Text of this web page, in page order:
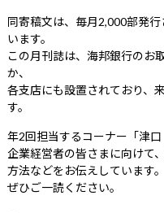
同寄稿文は、毎月2,000部発
います。
この月刊誌は、海邦銀行のお
か、
各支店にも設置されており、
す。
年2回担当するコーナー「津口
企業経営者の皆さまに向けて
方法などをお伝えしています。
ぜひご一読ください。